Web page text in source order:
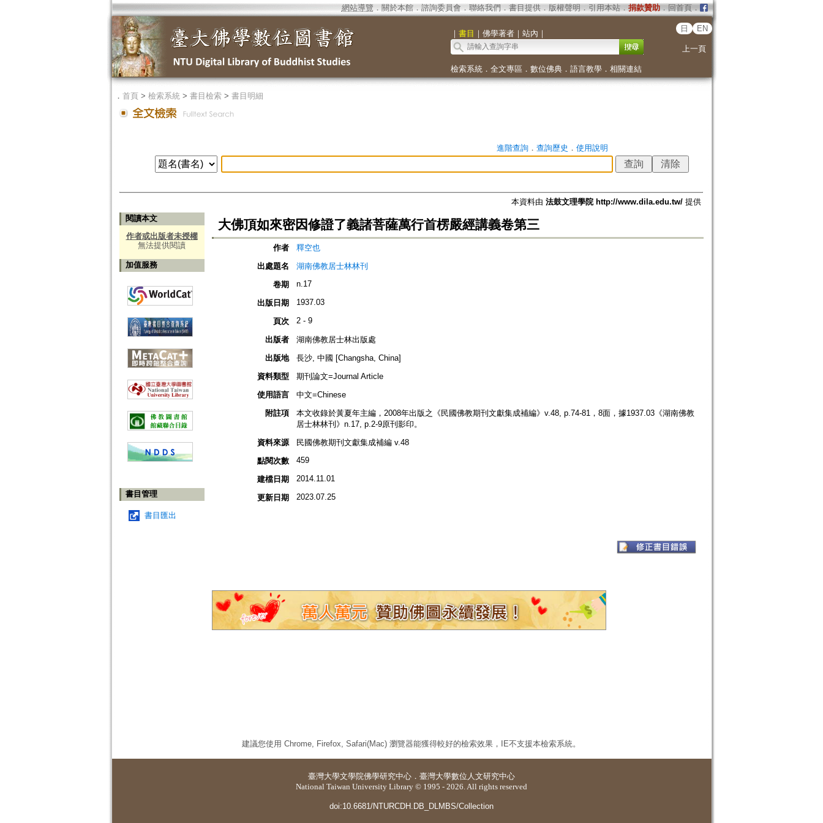
網站導覽 ． 關於本館． 諮詢委員會． 聯絡我們 ． 書目提供． 版權聲明 ． 引用本站． 捐款贊助．回首頁．
｜ 書目 ｜ 佛學著者｜ 站內 ｜
日 EN
上一頁
檢索系統． 全文專區 ． 數位佛典． 語言教學． 相關連結
． 首頁> 檢索系統> 書目檢索> 書目明細
進階查詢． 查詢歷史 ． 使用說明
本資料由 法鼓文理學院 http://www.dila.edu.tw/提供
閱讀本文
作者或出版者未授權
無法提供閱讀
加值服務
書目管理
書目匯出
大佛頂如來密因修證了義諸菩薩萬行首楞嚴經講義卷第三
作者
釋空也
出處題名
湖南佛教居士林林刊
卷期
n.17
出版日期 1937.03
頁次 2 - 9
出版者
湖南佛教居士林出版處
出版地
長沙, 中國 [Changsha, China]
資料類型
期刊論文=Journal Article
使用語言
中文=Chinese
附註項
本文收錄於黃夏年主編，2008年出版之《民國佛教期刊文獻集成補編》v.48, p.74-81，8面，據1937.03《湖南佛教
居士林林刊》n.17, p.2-9原刊影印。
資料來源
民國佛教期刊文獻集成補編 v.48
點閱次數
459
建檔日期 2014.11.01
更新日期 2023.07.25
建議您使用 Chrome, Firefox, Safari(Mac) 瀏覽器能獲得較好的檢索效果，IE不支援本檢索系統。
臺灣大學文學院佛學研究中心 ． 臺灣大學數位人文研究中心
National Taiwan University Library © 1995 - 2026. All rights reserved
doi:10.6681/NTURCDH.DB_DLMBS/Collection